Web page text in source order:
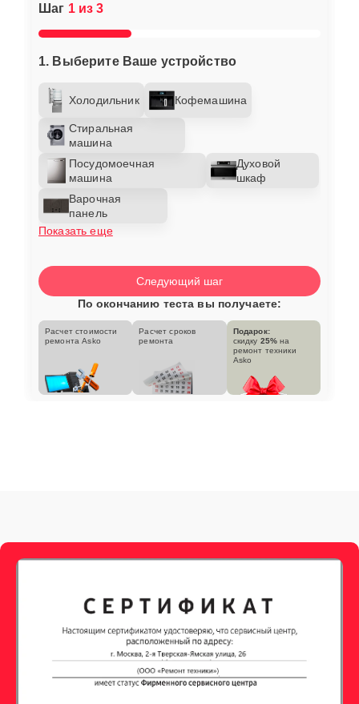
Шаг 1 из 3
1. Выберите Ваше устройство
Холодильник Кофемашина
Стиральная
машина
Посудомоечная
машина
Духовой
шкаф
Варочная
панель
Показать еще
Следующий шаг
По окончанию теста вы получаете:
Расчет стоимости
ремонта Asko
Расчет сроков
ремонта
Подарок:
скидку 25% на
ремонт техники
Asko